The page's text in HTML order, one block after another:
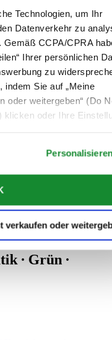
Technologien, um Ihr
Datenverkehr zu
CCPA/CPRA
Ihrer persönlichen
zu
indem Sie auf „Meine
oder weitergeben“ (Do
oder Ihre
verkaufen oder
80
∙ Blau ∙
Beschichtung
80
∙ Grün ∙